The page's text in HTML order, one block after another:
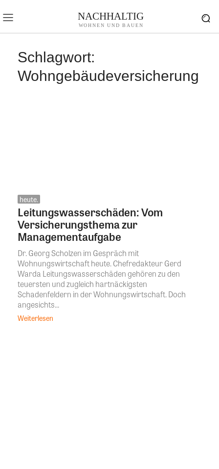
NACHHALTIG
WOHNEN UND BAUEN
Schlagwort:
Wohngebäudeversicherung
heute.
Leitungswasserschäden: Vom
Versicherungsthema zur
Managementaufgabe
Dr. Georg Scholzen im Gespräch mit
Wohnungswirtschaft heute. Chefredakteur Gerd
Warda Leitungswasserschäden gehören zu den
teuersten und zugleich hartnäckigsten
Schadenfeldern in der Wohnungswirtschaft. Doch
angesichts...
Weiterlesen